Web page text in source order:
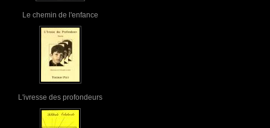
Le chemin de l'enfance
L'ivresse des profondeurs